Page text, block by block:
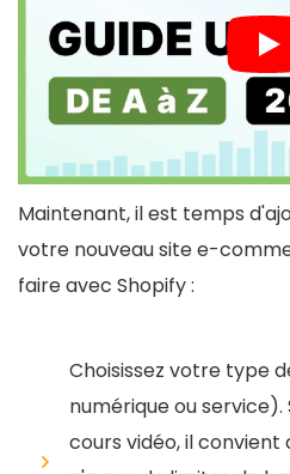
Maintenant, il est temps
votre nouveau site e-
faire avec Shopify :
Choisissez votre type
numérique ou service).
cours vidéo, il